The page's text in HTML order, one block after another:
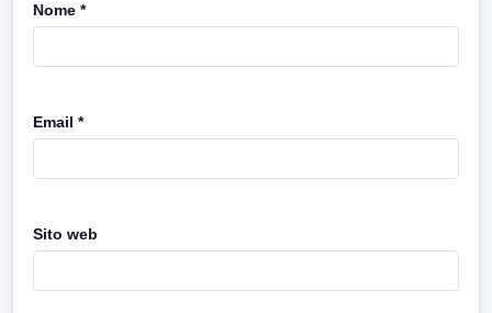
Nome *
Email *
Sito web